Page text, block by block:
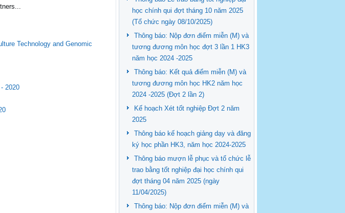
Technology and Genomic
2020
học chính qui đợt tháng 10 năm 2025
(Tổ chức ngày 08/10/2025)
Thông báo: Nộp đơn điểm miễn (M) và
tương đương môn học đợt 3 lần 1 HK3
năm học 2024 -2025
Thông báo: Kết quả điểm miễn (M) và
tương đương môn học HK2 năm học
2024 -2025 (Đợt 2 lần 2)
Kế hoạch Xét tốt nghiệp Đợt 2 năm
2025
Thông báo kế hoạch giảng dạy và đăng
ký học phần HK3, năm học 2024-2025
Thông báo mượn lễ phục và tổ chức lễ
trao bằng tốt nghiệp đại học chính qui
đợt tháng 04 năm 2025 (ngày
11/04/2025)
Thông báo: Nộp đơn điểm miễn (M) và